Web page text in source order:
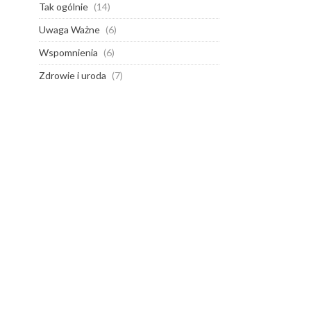
Tak ogólnie (14)
Uwaga Ważne (6)
Wspomnienia (6)
Zdrowie i uroda (7)